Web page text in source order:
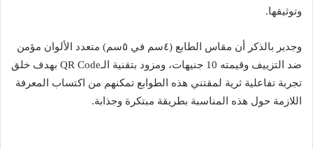
وتوثيقها.
وجدير بالذكر أن مقاس الطابع (٤سم في ٥سم) متعدد الألوان مؤمن
ضد التزييف وقيمته 10 جنيهات، ومزود بتقنية الـQR Code بهدف خلق
تجربة تفاعلية ثرية لمقتني هذه الطوابع تمكنهم من اكتساب المعرفة
اللازمة حول هذه المناسبة بطريقة مبتكرة وجذابة.